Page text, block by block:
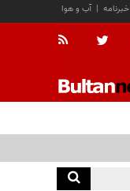
آب و هوا | خبرنامه